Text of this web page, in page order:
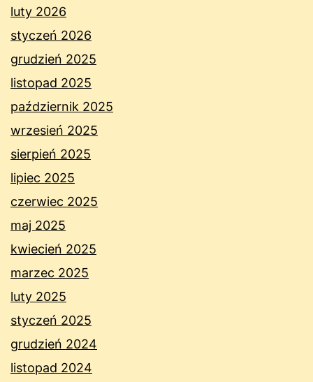
luty 2026
styczeń 2026
grudzień 2025
listopad 2025
październik 2025
wrzesień 2025
sierpień 2025
lipiec 2025
czerwiec 2025
maj 2025
kwiecień 2025
marzec 2025
luty 2025
styczeń 2025
grudzień 2024
listopad 2024